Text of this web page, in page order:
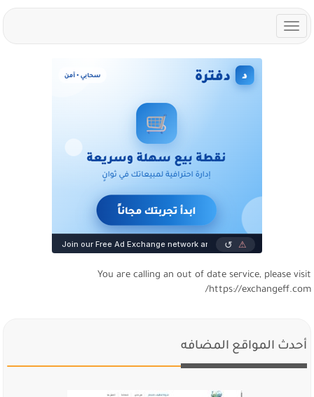
Toggle
navigation
You are calling an out of date service, please visit
https://exchangeff.com/
أحدث المواقع المضافه